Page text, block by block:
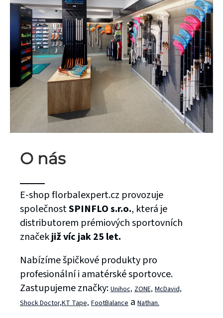
O nás
E-shop florbalexpert.cz provozuje
společnostSPINFLO s.r.o., která je
distributorem prémiových sportovních
značekjiž víc jak 25 let.
Nabízíme špičkové produkty pro
profesionální i amatérské sportovce.
Zastupujeme značky: Unihoc, ZONE, McDavid,
Shock Doctor,KT Tape, FootBalance a Nathan.